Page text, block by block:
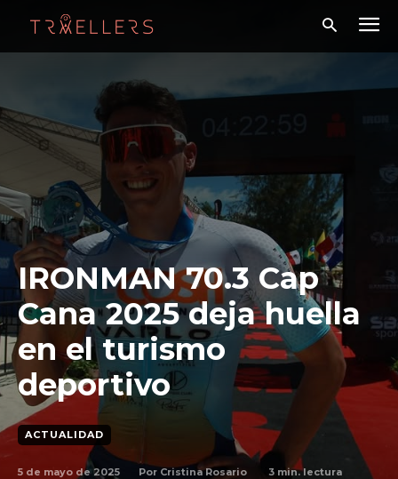
IRONMAN 70.3 Cap
Cana 2025 deja huella
en el turismo
deportivo
ACTUALIDAD
5 de mayo de 2025 Por Cristina Rosario 3 min. lectura